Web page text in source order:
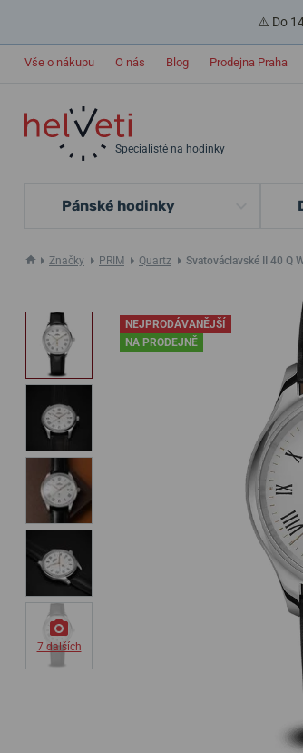
⚠️ Do
Vše o nákupu O nás Blog Prodejna Praha
Specialisté na hodinky
Pánské hodinky
Značky PRIM Quartz Svatováclavské II 40 Q
NEJPRODÁVANĚJŠÍ
NA PRODEJNĚ
7 dalších